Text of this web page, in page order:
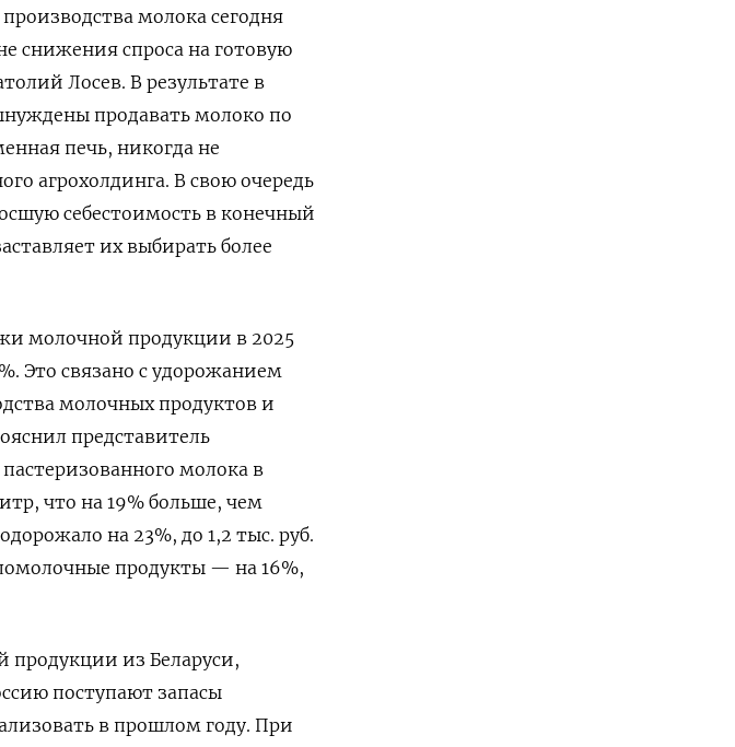
молока сегодня
снижения спроса на готовую
Лосев. В результате в
продавать молоко по
печь, никогда не
агрохолдинга. В свою очередь
себестоимость в конечный
их выбирать более
молочной продукции в 2025
Это связано с удорожанием
молочных продуктов и
представитель
молока в
что на 19% больше, чем
на 23%, до 1,2 тыс. руб.
продукты — на 16%,
из Беларуси,
поступают запасы
в прошлом году. При